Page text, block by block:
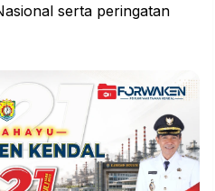
serta peringatan